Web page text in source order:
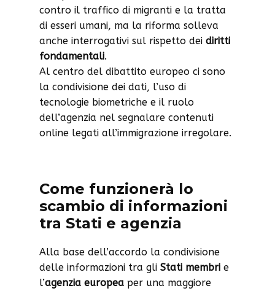
contro il traffico di migranti e la tratta
di esseri umani, ma la riforma solleva
anche interrogativi sul rispetto dei diritti
fondamentali.
Al centro del dibattito europeo ci sono
la condivisione dei dati, l’uso di
tecnologie biometriche e il ruolo
dell’agenzia nel segnalare contenuti
online legati all’immigrazione irregolare.
Come funzionerà lo
scambio di informazioni
tra Stati e agenzia
Alla base dell’accordo la condivisione
delle informazioni tra gli Stati membri e
l’agenzia europea per una maggiore